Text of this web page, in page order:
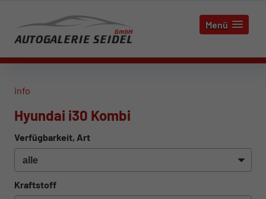
Menü
info
Hyundai i30 Kombi
Verfügbarkeit, Art
Kraftstoff